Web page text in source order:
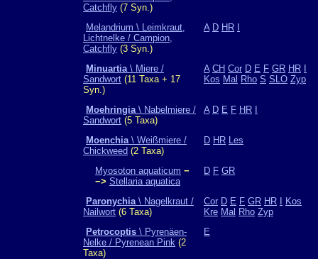
Catchfly (7 Syn.)
Melandrium \ Leimkraut,
Lichtnelke / Campion,
Catchfly (3 Syn.)
A D HR
Minuartia\ Miere /
Sandwort (11 Taxa + 17
Syn.)
A CH Cor D E F GR HR
Kos Mal Rho S SLO Zyp
Moehringia\ Nabelmiere /
Sandwort (5 Taxa)
A D E F HR
Moenchia\ Weißmiere /
Chickweed (2 Taxa)
D HR Les
Myosoton aquaticum −
−> Stellaria aquatica
D F GR
Paronychia\ Nagelkraut /
Nailwort (6 Taxa)
Cor D E F GR HR
Kos
Kre Mal Rho Zyp
Petrocoptis \ Pyrenäen-
Nelke / Pyrenean Pink (2
Taxa)
E